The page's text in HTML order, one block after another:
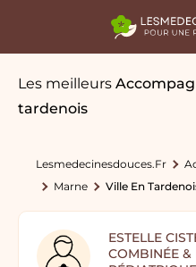
Les meilleurs
tardenois
Lesmedecinesdouces.fr
Marne
Ville En
ESTELLE
COMBINÉE &